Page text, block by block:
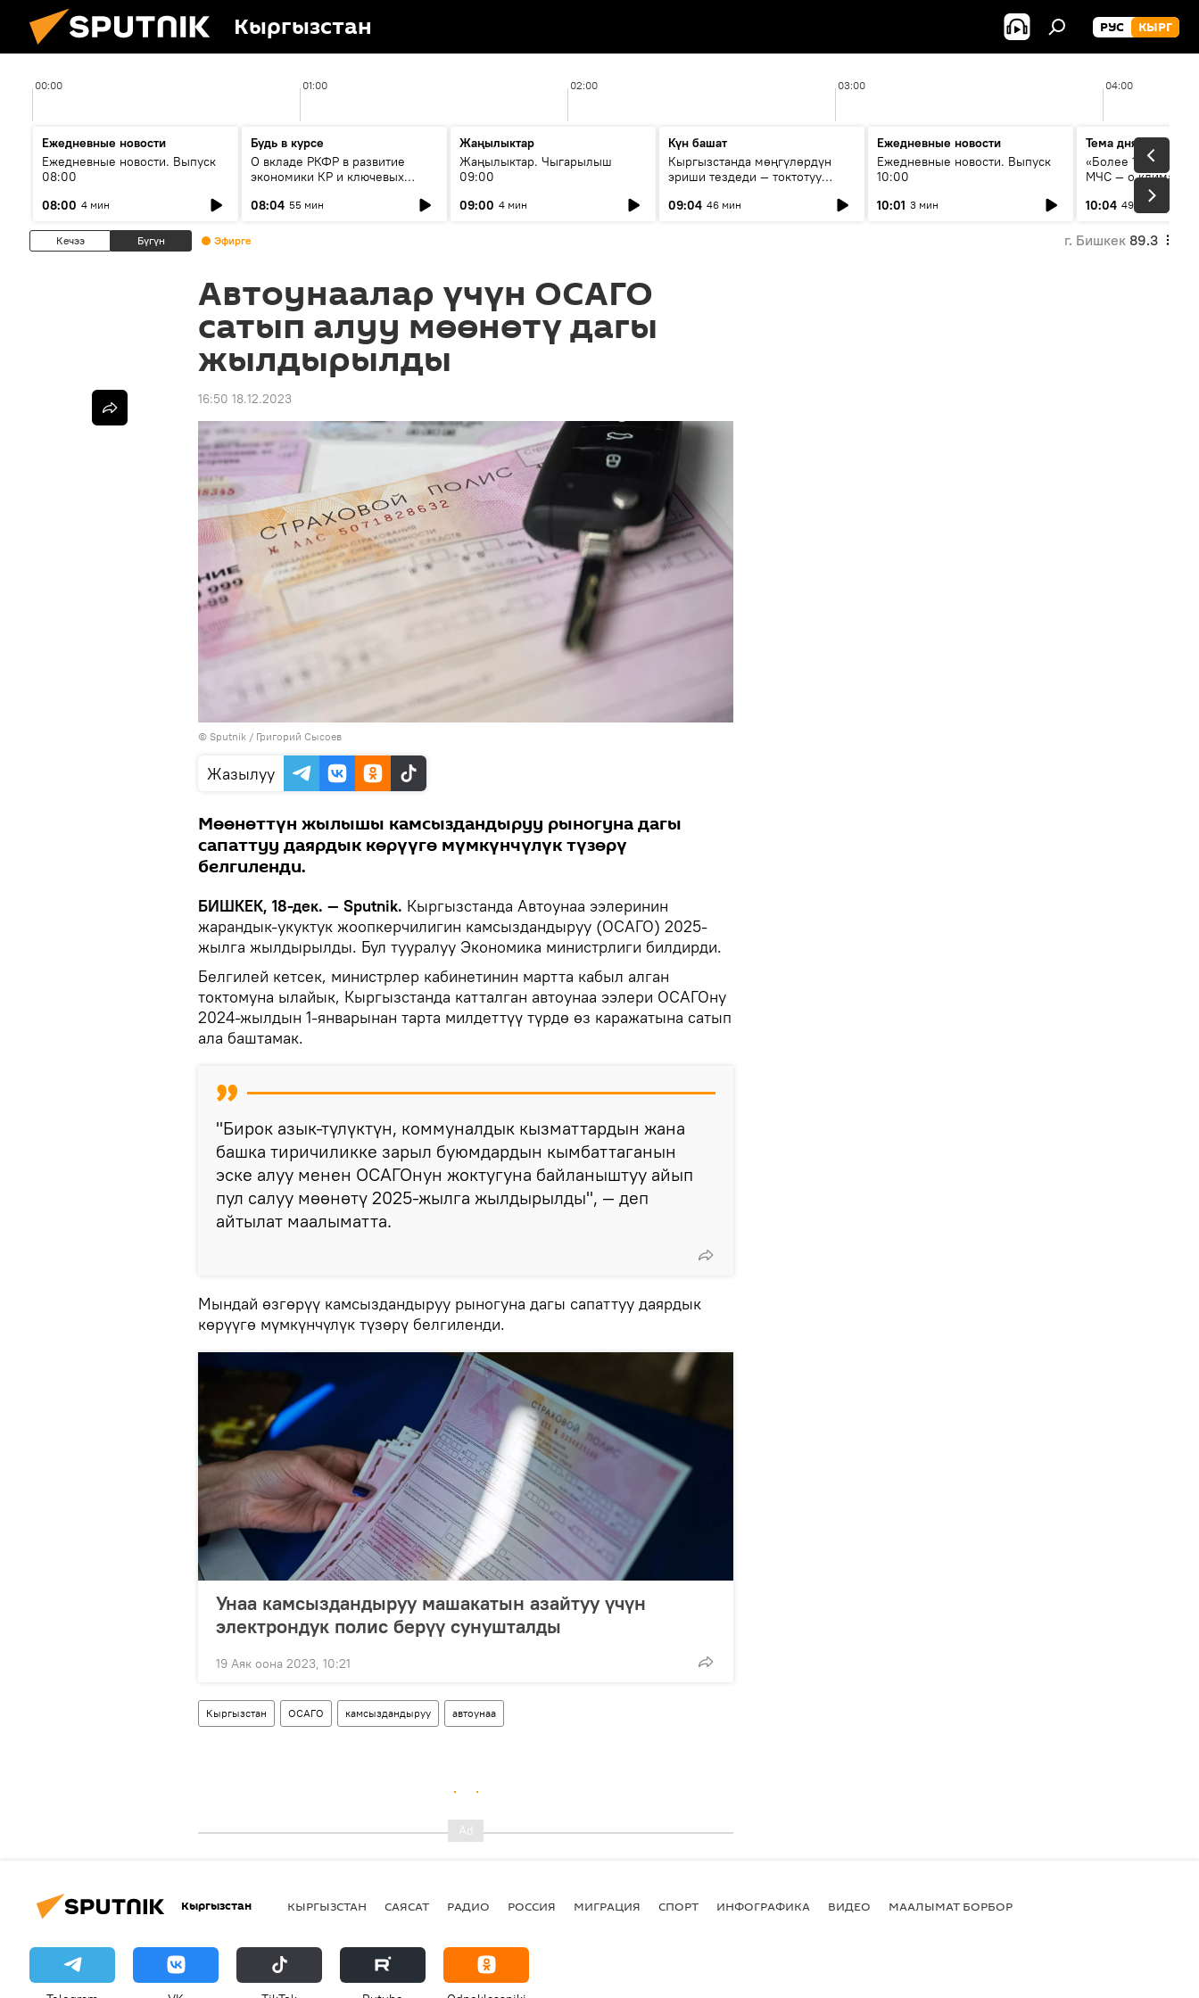
Кыргызстан РУС КЫРГ
00:00 01:00 02:00 03:00 04:00
Ежедневные новости
Ежедневные новости. Выпуск
08:00
08:00 4 мин
Будь в курсе
О вкладе РКФР в развитие
экономики КР и ключевых
08:04 55 мин
Жаңылыктар
Жаңылыктар. Чыгарылыш
09:00
09:00 4 мин
Күн башат
Кыргызстанда мөңгүлөрдүн
эриши тездеди — токтотуу
09:04 46 мин
Ежедневные новости
Ежедневные новости. Выпуск
10:00
10:01 3 мин
Тема дня
«Более 1200 сёл в
МЧС — о климате,
системе
населения
10:04 49 мин
Кечээ Бүгүн Эфирге г. Бишкек 89.3
Автоунаалар үчүн ОСАГО
сатып алуу мөөнөтү дагы
жылдырылды
16:50 18.12.2023
© Sputnik / Григорий Сысоев
Жазылуу
Мөөнөттүн жылышы камсыздандыруу рыногуна дагы
сапаттуу даярдык көрүүгө мүмкүнчүлүк түзөрү
белгиленди.
БИШКЕК, 18-дек. — Sputnik. Кыргызстанда Автоунаа ээлеринин
жарандык-укуктук жоопкерчилигин камсыздандыруу (ОСАГО) 2025-
жылга жылдырылды. Бул тууралуу Экономика министрлиги билдирди.
Белгилей кетсек, министрлер кабинетинин мартта кабыл алган
токтомуна ылайык, Кыргызстанда катталган автоунаа ээлери ОСАГОну
2024-жылдын 1-январынан тарта милдеттүү түрдө өз каражатына сатып
ала баштамак.
"Бирок азык-түлүктүн, коммуналдык кызматтардын жана
башка тиричиликке зарыл буюмдардын кымбаттаганын
эске алуу менен ОСАГОнун жоктугуна байланыштуу айып
пул салуу мөөнөтү 2025-жылга жылдырылды", — деп
айтылат маалыматта.
Мындай өзгөрүү камсыздандыруу рыногуна дагы сапаттуу даярдык
көрүүгө мүмкүнчүлүк түзөрү белгиленди.
Унаа камсыздандыруу машакатын азайтуу үчүн
электрондук полис берүү сунушталды
19 Аяк оона 2023, 10:21
Кыргызстан ОСАГО камсыздандыруу автоунаа
Кыргызстан КЫРГЫЗСТАН САЯСАТ РАДИО РОССИЯ МИГРАЦИЯ СПОРТ ИНФОГРАФИКА ВИДЕО МААЛЫМАТ БОРБОР